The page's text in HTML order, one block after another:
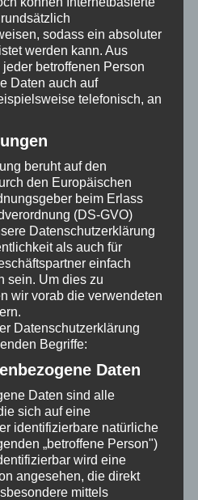
–
Erde: 1250,- €
sodass ein absoluter
werden kann. Aus
betroffenen Person
Daten auch auf
telefonisch, an
beruht auf den
den Europäischen
beim Erlass
(DS-GVO)
Datenschutzerklärung
als auch für
einfach
sein. Um dies zu
wir vorab die verwendeten
Datenschutzerklärung
Begriffe:
Daten
Daten sind alle
sich auf eine
identifizierbare natürliche
„betroffene Person")
wird eine
angesehen, die direkt
mittels